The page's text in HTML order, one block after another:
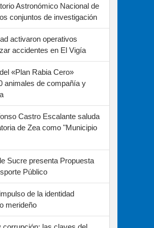
Astronómico Nacional de
conjuntos de investigación
activaron operativos
accidentes en El Vigía
«Plan Rabia Cero»
animales de compañía y
Castro Escalante saluda
de Zea como "Municipio
Sucre presenta Propuesta
Público
de la identidad
merideño